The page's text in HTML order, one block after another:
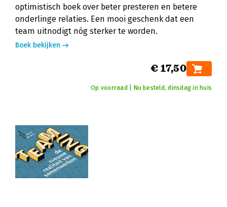
optimistisch boek over beter presteren en betere
onderlinge relaties. Een mooi geschenk dat een
team uitnodigt nóg sterker te worden.
Boek bekijken
€ 17,50
Op voorraad | Nu besteld, dinsdag in huis